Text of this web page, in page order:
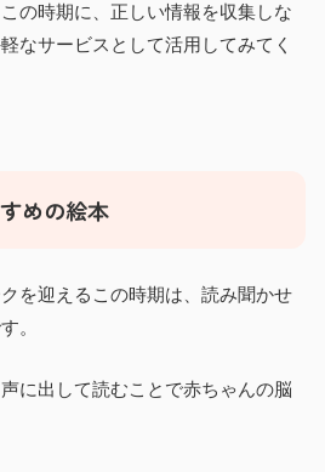
の時期に、正しい情報を収集しな
なサービスとして活用してみてく
めの絵本
を迎えるこの時期は、読み聞かせ
。
に出して読むことで赤ちゃんの脳